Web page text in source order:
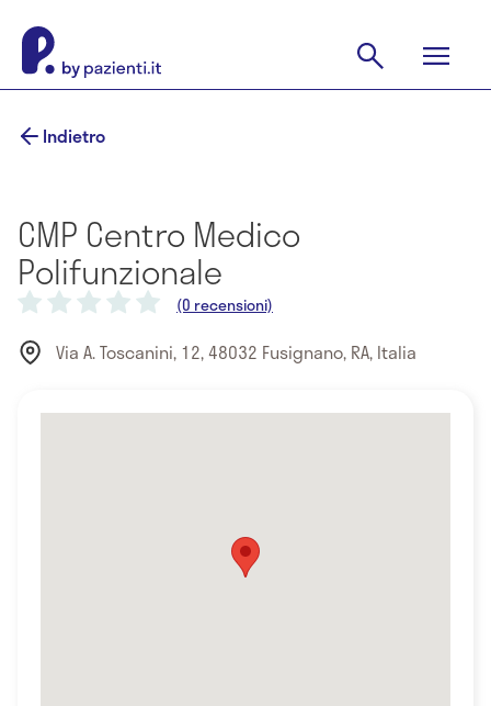
Indietro
CMP Centro Medico
Polifunzionale
(0 recensioni)
Via A. Toscanini, 12, 48032 Fusignano, RA, Italia